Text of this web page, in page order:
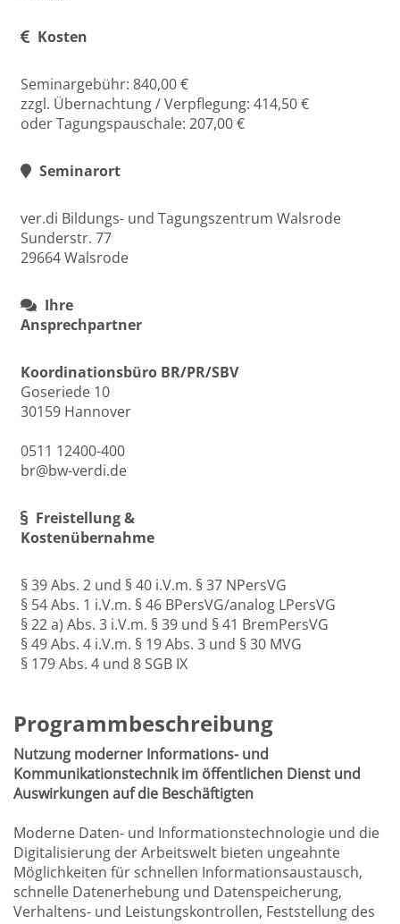
Kosten
Seminargebühr: 840,00 €
zzgl. Übernachtung / Verpflegung: 414,50 €
oder Tagungspauschale: 207,00 €
Seminarort
ver.di Bildungs- und Tagungszentrum Walsrode
Sunderstr. 77
29664 Walsrode
Ihre
Ansprechpartner
Koordinationsbüro BR/PR/SBV
Goseriede 10
30159 Hannover
0511 12400-400
br@bw-verdi.de
Freistellung &
Kostenübernahme
§ 39 Abs. 2 und § 40 i.V.m. § 37 NPersVG
§ 54 Abs. 1 i.V.m. § 46 BPersVG/analog LPersVG
§ 22 a) Abs. 3 i.V.m. § 39 und § 41 BremPersVG
§ 49 Abs. 4 i.V.m. § 19 Abs. 3 und § 30 MVG
§ 179 Abs. 4 und 8 SGB IX
Programmbeschreibung
Nutzung moderner Informations- und
Kommunikationstechnik im öffentlichen Dienst und
Auswirkungen auf die Beschäftigten
Moderne Daten- und Informationstechnologie und die
Digitalisierung der Arbeitswelt bieten ungeahnte
Möglichkeiten für schnellen Informationsaustausch,
schnelle Datenerhebung und Datenspeicherung,
Verhaltens- und Leistungskontrollen, Feststellung des